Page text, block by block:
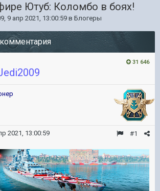
Ютуб: Коломбо в боях!
, 9 апр 2021, 13:00:59 в Блогеры
31 646
#1
2021, 13:00:59